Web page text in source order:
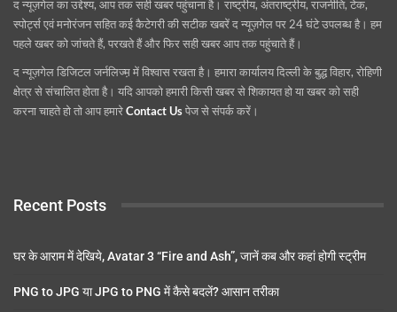
द न्यूज़गेल का उद्देश्य, आप तक सही खबर पहुंचाना है। राष्ट्रीय, अंतराष्ट्रीय, राजनीति, टेक,
स्पोर्ट्स एवं मनोरंजन सहित कई कैटेगरी की सटीक खबरें द न्यूज़गेल पर 24 घंटे उपलब्ध है। हम
पहले खबर को जांचते हैं, परखते हैं और फिर सही खबर आप तक पहुंचाते हैं।
द न्यूज़गेल डिजिटल जर्नलिज्म़ में विश्वास रखता है। हमारा कार्यालय दिल्ली के बुद्ध विहार, रोहिणी
क्षेत्र से संचालित होता है। यदि आपको हमारी किसी खबर से शिकायत हो या खबर को सही
करना चाहते हो तो आप हमारेContact Usपेज से संपर्क करें।
Recent Posts
घर के आराम में देखिये, Avatar 3 “Fire and Ash”, जानें कब और कहां होगी स्ट्रीम
PNG to JPG या JPG to PNG में कैसे बदलें? आसान तरीका